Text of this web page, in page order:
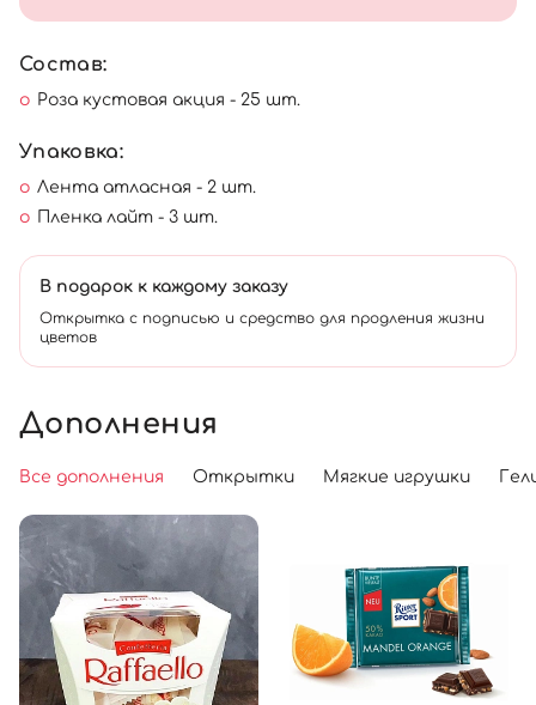
Состав:
Роза кустовая акция - 25 шт.
Упаковка:
Лента атласная - 2 шт.
Пленка лайт - 3 шт.
В подарок к каждому заказу
Открытка с подписью и средство для продления жизни
цветов
Дополнения
Все дополнения Открытки Мягкие игрушки